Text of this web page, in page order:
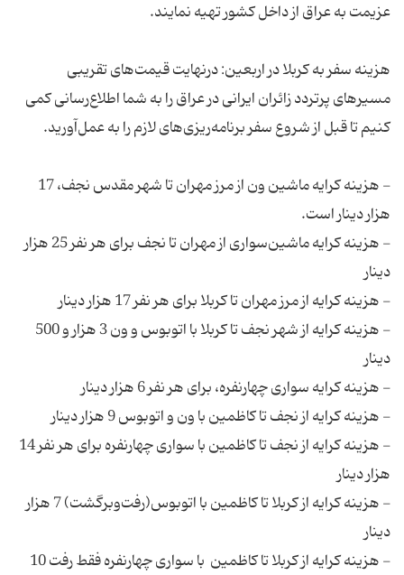
عزیمت به عراق از داخل کشور تهیه نمایند.
هزینه سفر به کربلا در اربعین: درنهایت قیمت‌های تقریبی
مسیرهای پرتردد زائران ایرانی در عراق را به شما اطلاع‌رسانی کمی
کنیم تا قبل از شروع سفر برنامه‌ریزی‌های لازم را به عمل‌آورید.
- هزینه کرایه ماشین ون از مرز مهران تا شهر مقدس نجف، 17
هزار دینار است.
- هزینه کرایه ماشین‌سواری از مهران تا نجف برای هر نفر 25 هزار
دینار
- هزینه کرایه از مرز مهران تا کربلا برای هر نفر 17 هزار دینار
- هزینه کرایه از شهر نجف تا کربلا با اتوبوس و ون 3 هزار و 500
دینار
- هزینه کرایه سواری چهارنفره، برای هر نفر 6 هزار دینار
- هزینه کرایه‌ از نجف تا کاظمین با ون و اتوبوس‌ 9 هزار دینار
- هزینه کرایه‌ از نجف تا کاظمین با سواری چهارنفره برای هر نفر 14
هزار دینار
- هزینه کرایه از کربلا تا کاظمین با اتوبوس‌(رفت‌وبرگشت) 7 هزار
دینار
- هزینه کرایه از کربلا تا کاظمین با سواری چهارنفره فقط رفت 10